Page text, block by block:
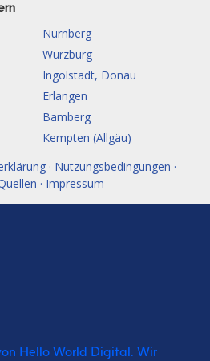
Nürnberg
Würzburg
Ingolstadt, Donau
Erlangen
Bamberg
Kempten (Allgäu)
· Nutzungsbedingungen ·
· Impressum
Hello World Digital. Wir